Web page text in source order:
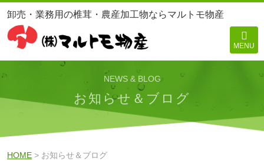
卸売・業務用の椎茸・農産加工物ならマルトモ物産
MENU
NEWS & BLOG
お知らせ＆ブログ
HOME > お知らせ＆ブログ